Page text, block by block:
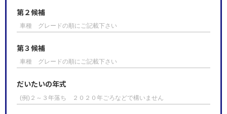
第２候補
第３候補​
だいたいの年式